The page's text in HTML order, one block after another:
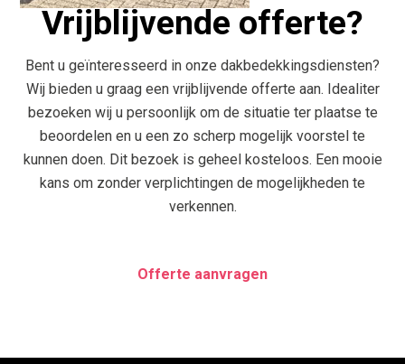
Vrijblijvende offerte?
Bent u geïnteresseerd in onze dakbedekkingsdiensten?
Wij bieden u graag een vrijblijvende offerte aan. Idealiter
bezoeken wij u persoonlijk om de situatie ter plaatse te
beoordelen en u een zo scherp mogelijk voorstel te
kunnen doen. Dit bezoek is geheel kosteloos. Een mooie
kans om zonder verplichtingen de mogelijkheden te
verkennen.
Offerte aanvragen